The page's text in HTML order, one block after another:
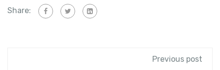
Share:
Previous post